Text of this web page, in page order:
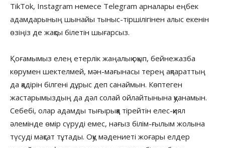
TikTok, Instagram немесе Telegram арналары еңбек
адамдарының шынайы тыныс-тіршілігінен алыс екенін
өзіңіз де жақсы білетін шығарсыз.
Қоғамымыз елең етерлік жаңалық оқып, бейнежазба
көрумен шектелмей, мән-мағынасы терең ақпараттың
да қадірін білгені дұрыс деп санаймын. Көптеген
жастарымыздың да дәл солай ойлайтынына қуанамын.
Себебі, олар адамды тығырыққа тірейтін елес-қиял
әлемінде өмір сүруді емес, нағыз білім-ғылым жолына
түсуді мақсат тұтады. Оқу мәдениеті жоғары елдер